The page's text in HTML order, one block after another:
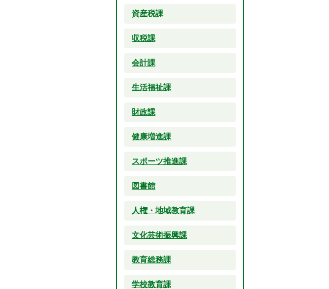
資産税課
収税課
会計課
生活福祉課
財政課
健康増進課
スポーツ推進課
図書館
人権・地域教育課
文化芸術振興課
教育総務課
学校教育課